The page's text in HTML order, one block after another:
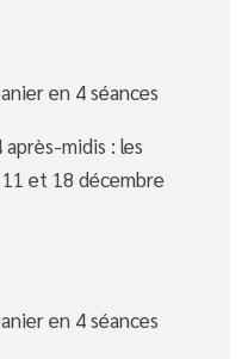
en 4 séances
midis : les
et 18 décembre
en 4 séances